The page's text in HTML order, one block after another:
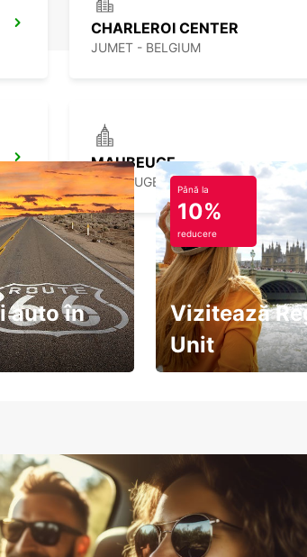
CHARLEROI CENTER
JUMET - BELGIUM
MAUBEUGE
MAUBEUGE - FRANCE
auto în
Până la
10%
reducere
Vizitează
Unit